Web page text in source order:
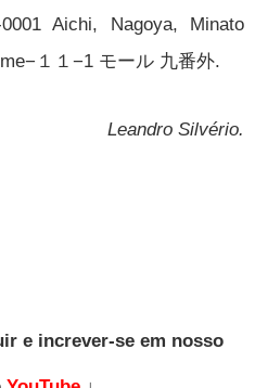
Aichi, Nagoya, Minato
１１−1 モール 九番外.
Leandro Silvério.
e increver-se em nosso